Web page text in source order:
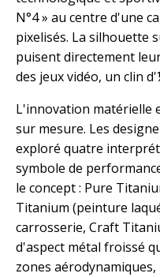
N°4 » au centre d'une
pixelisés. La silhouette
puisent directement
des jeux vidéo, un clin
L'innovation matérielle
sur mesure. Les
exploré quatre
symbole de
le concept : Pure
Titanium (peinture
carrosserie, Craft
d'aspect métal froissé
zones